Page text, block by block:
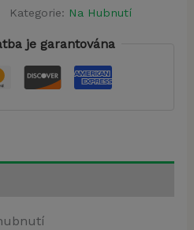
Kategorie: Na Hubnutí
je garantována